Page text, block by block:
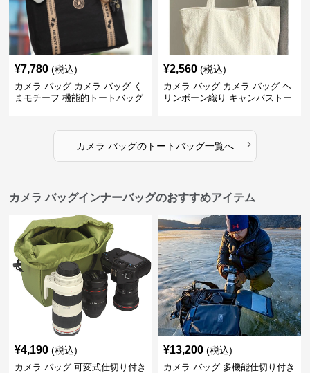
¥7,780 (税込)
カメラ バッグ カメラ バッグ く
まモチーフ 機能的トートバッグ
¥2,560 (税込)
カメラ バッグ カメラ バッグ ヘ
リンボーン織り キャンバストー
カメラ バッグのトートバッグ一覧へ ›
カメラ バッグインナーバッグのおすすめアイテム
¥4,190 (税込)
カメラ バッグ 可変式仕切り付き
¥13,200 (税込)
カメラ バッグ 多機能仕切り付き